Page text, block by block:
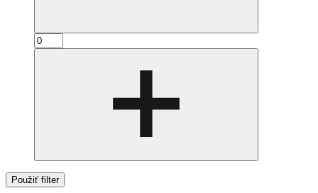
Použiť filter